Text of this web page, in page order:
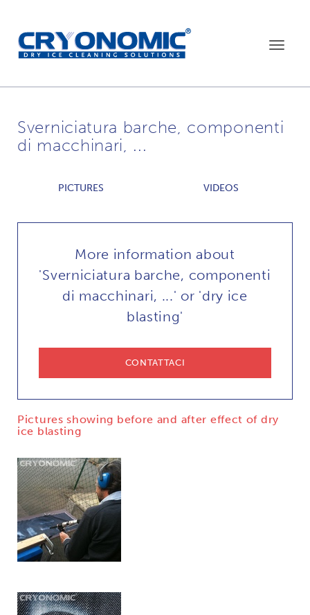
Toggle
Sverniciatura barche, componenti
di macchinari, ...
PICTURES VIDEOS
More information about
'Sverniciatura barche, componenti
di macchinari, ...' or 'dry ice
blasting'
CONTATTACI
Pictures showing before and after effect of dry
ice blasting